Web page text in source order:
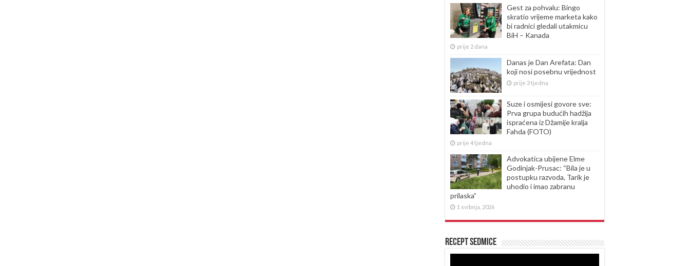
Gest za pohvalu: Bingo
skratio vrijeme marketa kako
bi radnici gledali utakmicu
BiH – Kanada
prije 2 dana
Danas je Dan Arefata: Dan
koji nosi posebnu vrijednost
prije 3 tjedna
Suze i osmijesi govore sve:
Prva grupa budućih hadžija
ispraćena iz Džamije kralja
Fahda (FOTO)
prije 4 tjedna
Advokatica ubijene Elme
Godinjak-Prusac: “Bila je u
postupku razvoda, Tarik je
uhodio i imao zabranu
prilaska”
1 svibnja, 2026
Recept sedmice